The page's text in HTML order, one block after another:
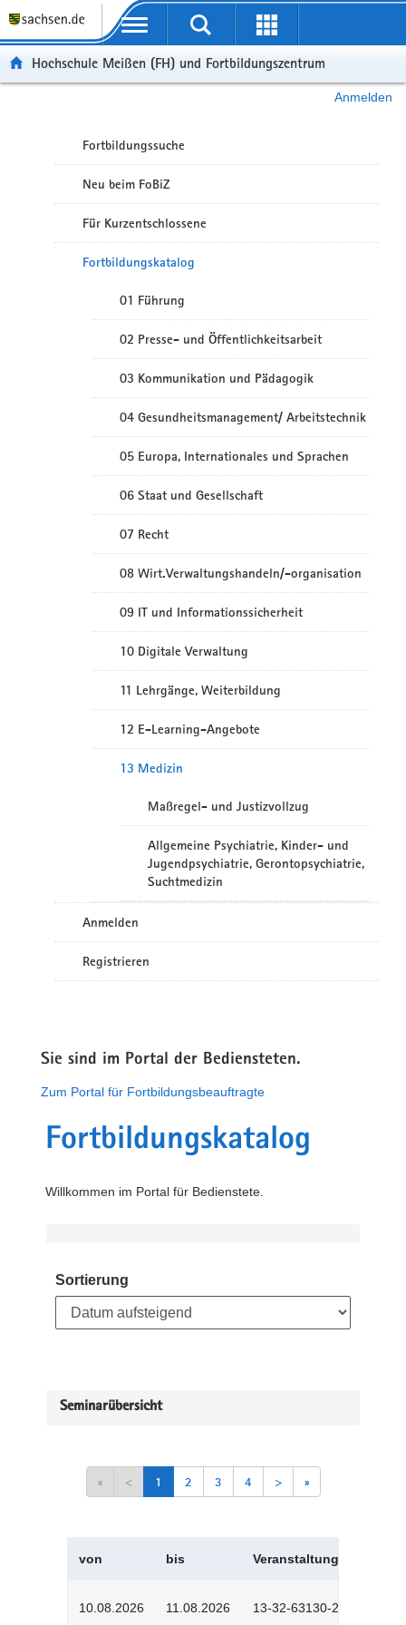
Portalübergreifende Navigation
Hochschule Meißen (FH) und Fortbildungszentrum
Anmelden
Fortbildungssuche
Neu beim FoBiZ
Für Kurzentschlossene
Fortbildungskatalog
01 Führung
02 Presse- und Öffentlichkeitsarbeit
03 Kommunikation und Pädagogik
04 Gesundheitsmanagement/ Arbeitstechnik
05 Europa, Internationales und Sprachen
06 Staat und Gesellschaft
07 Recht
08 Wirt.Verwaltungshandeln/-organisation
09 IT und Informationssicherheit
10 Digitale Verwaltung
11 Lehrgänge, Weiterbildung
12 E-Learning-Angebote
13 Medizin
Maßregel- und Justizvollzug
Allgemeine Psychiatrie, Kinder- und
Jugendpsychiatrie, Gerontopsychiatrie,
Suchtmedizin
Anmelden
Registrieren
Sie sind im Portal der Bediensteten.
Zum Portal für Fortbildungsbeauftragte
Fortbildungskatalog
Willkommen im Portal für Bedienstete.
Sortierung
Seminarübersicht
« < 1 2 3 4 > »
von bis Veranstaltungskürzel
10.08.2026 11.08.2026 13-32-63130-2601